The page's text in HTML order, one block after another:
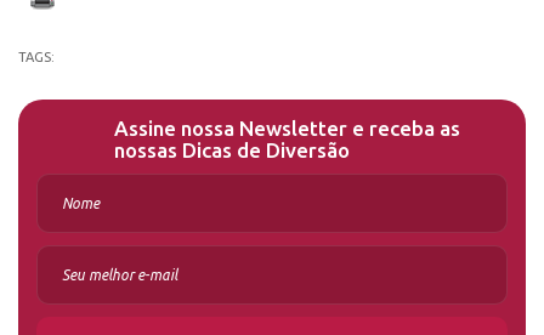
TAGS:
Assine nossa Newsletter e receba as
nossas Dicas de Diversão